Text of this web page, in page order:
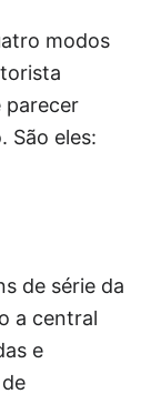
modos
parecer
São eles:
de série da
a central
e